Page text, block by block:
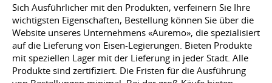
Sich Ausführlicher mit den Produkten, verfeinern Sie Ihre
wichtigsten Eigenschaften, Bestellung können Sie über die
Website unseres Unternehmens «Auremo», die spezialisiert
auf die Lieferung von Eisen-Legierungen. Bieten Produkte
mit speziellen Lager mit der Lieferung in jeder Stadt. Alle
Produkte sind zertifiziert. Die Fristen für die Ausführung